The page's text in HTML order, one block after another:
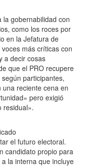
la gobernabilidad con
como los roces por
en la Jefatura de
más críticas con
a decir cosas
que el PRO recupere
participantes,
reciente cena en
pero exigió
residual».
el futuro electoral.
candidato propio para
la interna que incluye